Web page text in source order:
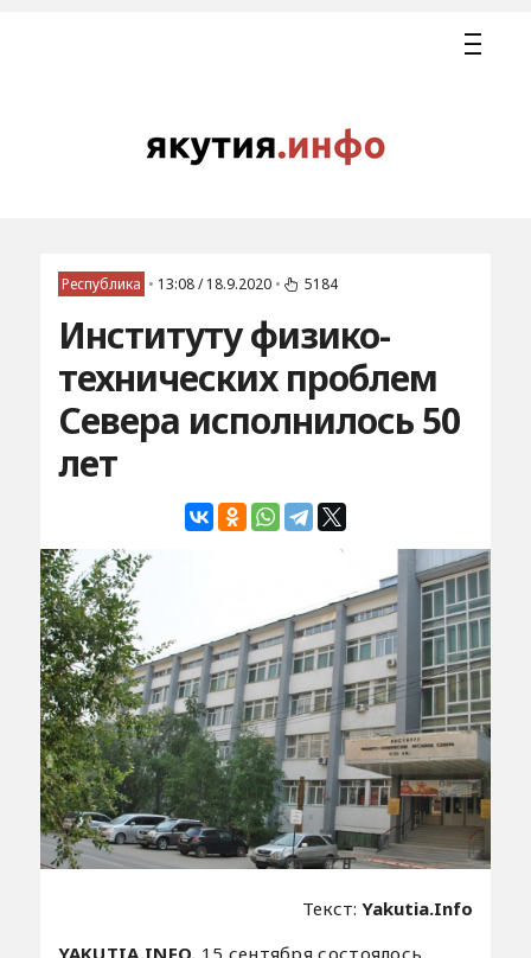
Республика • 13:08 / 18.9.2020 • 5184
Институту физико-
технических проблем
Севера исполнилось 50
лет
Текст:Yakutia.Info